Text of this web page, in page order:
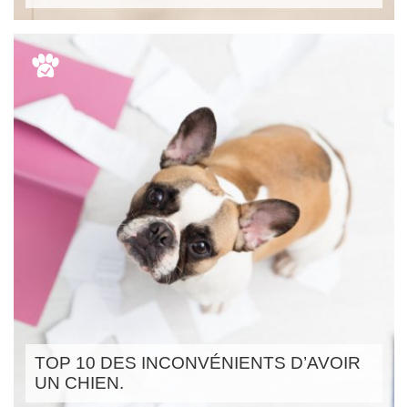
TOP 10 DES INCONVÉNIENTS D’AVOIR
UN CHIEN.